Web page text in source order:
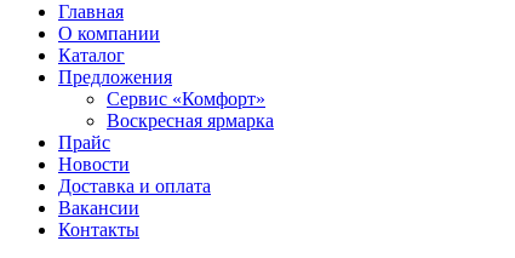
Главная
О компании
Каталог
Предложения
Сервис «Комфорт»
Воскресная ярмарка
Прайс
Новости
Доставка и оплата
Вакансии
Контакты